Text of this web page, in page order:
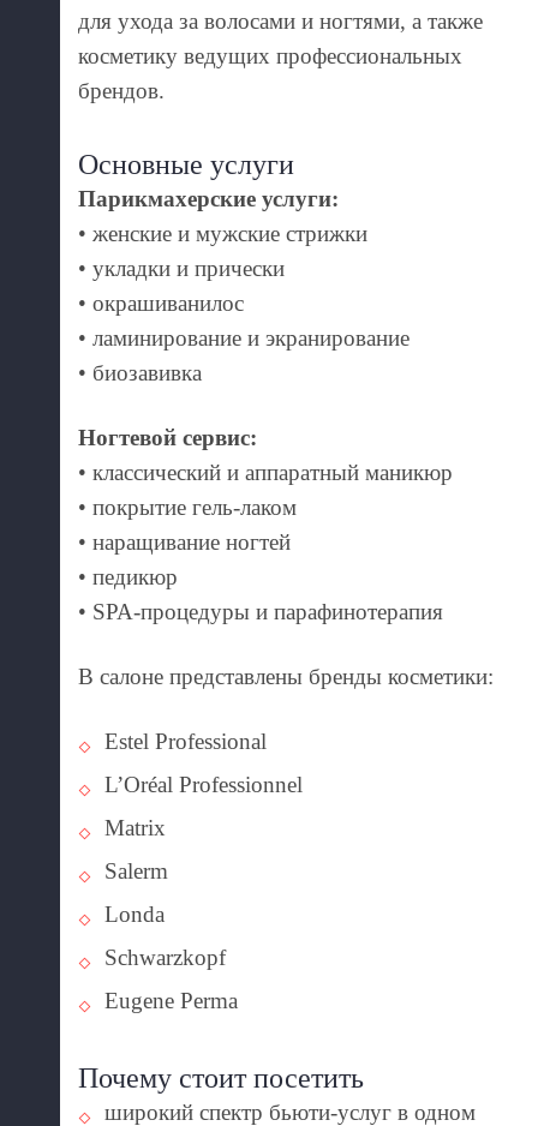
для ухода за волосами и ногтями, а также
косметику ведущих профессиональных
брендов.
Основные услуги
Парикмахерские услуги:
• женские и мужские стрижки
• укладки и прически
• окрашиванилос
• ламинирование и экранирование
• биозавивка
Ногтевой сервис:
• классический и аппаратный маникюр
• покрытие гель-лаком
• наращивание ногтей
• педикюр
• SPA-процедуры и парафинотерапия
В салоне представлены бренды косметики:
Estel Professional
L’Oréal Professionnel
Matrix
Salerm
Londa
Schwarzkopf
Eugene Perma
Почему стоит посетить
широкий спектр бьюти-услуг в одном